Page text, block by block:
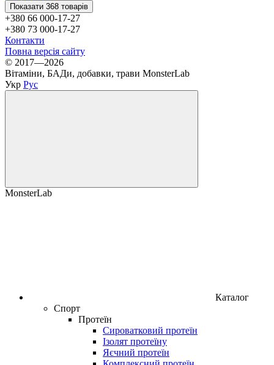
Показати 368 товарів
+380 66 000-17-27
+380 73 000-17-27
Контакти
Повна версія сайту
© 2017—2026
Вітаміни, БАДи, добавки, трави MonsterLab
Укр Рус
MonsterLab
Каталог
Спорт
Протеїн
Сироватковий протеїн
Ізолят протеїну
Яєчний протеїн